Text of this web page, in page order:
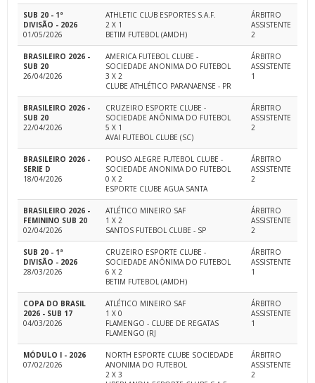
SUB 20 - 1ª
DIVISÃO - 2026
01/05/2026
ATHLETIC CLUB ESPORTES S.A.F.
2 X 1
BETIM FUTEBOL (AMDH)
ÁRBITRO
ASSISTENTE
2
BRASILEIRO 2026 -
SUB 20
26/04/2026
AMERICA FUTEBOL CLUBE -
SOCIEDADE ANONIMA DO FUTEBOL
3 X 2
CLUBE ATHLÉTICO PARANAENSE - PR
ÁRBITRO
ASSISTENTE
1
BRASILEIRO 2026 -
SUB 20
22/04/2026
CRUZEIRO ESPORTE CLUBE -
SOCIEDADE ANÔNIMA DO FUTEBOL
5 X 1
AVAI FUTEBOL CLUBE (SC)
ÁRBITRO
ASSISTENTE
2
BRASILEIRO 2026 -
SERIE D
18/04/2026
POUSO ALEGRE FUTEBOL CLUBE -
SOCIEDADE ANONIMA DO FUTEBOL
0 X 2
ESPORTE CLUBE AGUA SANTA
ÁRBITRO
ASSISTENTE
2
BRASILEIRO 2026 -
FEMININO SUB 20
02/04/2026
ATLÉTICO MINEIRO SAF
1 X 2
SANTOS FUTEBOL CLUBE - SP
ÁRBITRO
ASSISTENTE
2
SUB 20 - 1ª
DIVISÃO - 2026
28/03/2026
CRUZEIRO ESPORTE CLUBE -
SOCIEDADE ANÔNIMA DO FUTEBOL
6 X 2
BETIM FUTEBOL (AMDH)
ÁRBITRO
ASSISTENTE
1
COPA DO BRASIL
2026 - SUB 17
04/03/2026
ATLÉTICO MINEIRO SAF
1 X 0
FLAMENGO - CLUBE DE REGATAS
FLAMENGO (RJ
ÁRBITRO
ASSISTENTE
1
MÓDULO I - 2026
07/02/2026
NORTH ESPORTE CLUBE SOCIEDADE
ANONIMA DO FUTEBOL
2 X 3
ÁRBITRO
ASSISTENTE
2